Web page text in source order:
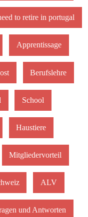
to retire in portugal
Apprentissage
Berufslehre
School
Haustiere
Mitgliedervorteil
ALV
und Antworten